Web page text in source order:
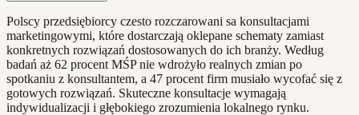
Polscy przedsiębiorcy czesto rozczarowani sa konsultacjami
marketingowymi, które dostarczają oklepane schematy zamiast
konkretnych rozwiązań dostosowanych do ich branży. Według
badań aż 62 procent MŚP nie wdrożyło realnych zmian po
spotkaniu z konsultantem, a 47 procent firm musiało wycofać się z
gotowych rozwiązań. Skuteczne konsultacje wymagają
indywidualizacji i głębokiego zrozumienia lokalnego rynku.